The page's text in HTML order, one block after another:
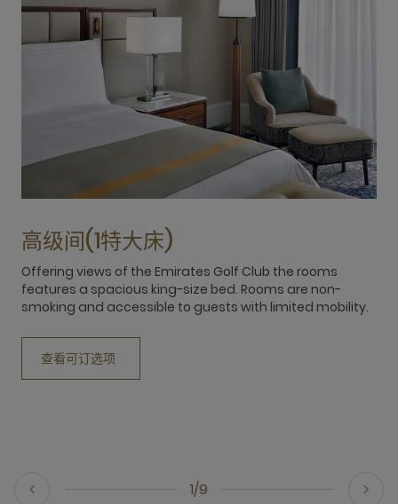
1/9
高级间(1特大床)
Offering views of the Emirates Golf Club the rooms
features a spacious king-size bed. Rooms are non-
smoking and accessible to guests with limited mobility.
查看可订选项